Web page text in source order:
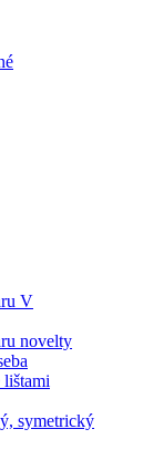
V
novelty
lištami
symetrický